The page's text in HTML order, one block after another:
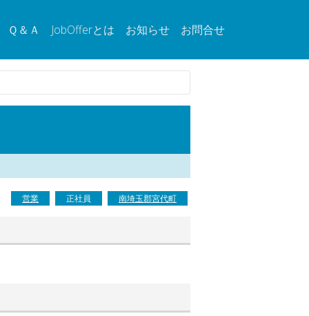
Ｑ＆Ａ JobOfferとは お知らせ お問合せ
営業 正社員 南埼玉郡宮代町